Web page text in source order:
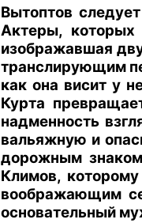
Вытоптов
Актеры, которых
изображавшая
транслирующим
как она висит у
Курта
надменность
вальяжную и
дорожным
Климов,
воображающим
основательный